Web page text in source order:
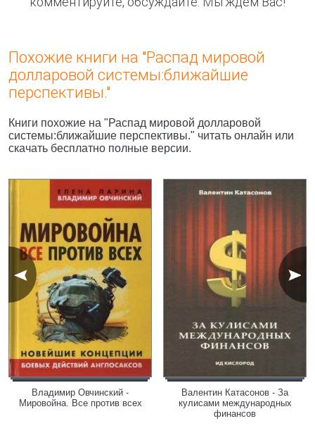
Похожие книги на "Распад мировой
долларовой системы:ближайшие
перспективы."
Книги похожие на "Распад мировой долларовой
системы:ближайшие перспективы." читать онлайн или
скачать бесплатно полные версии.
Владимир Овчинский -
Мировойна. Все против всех
Валентин Катасонов - За
кулисами международных
финансов